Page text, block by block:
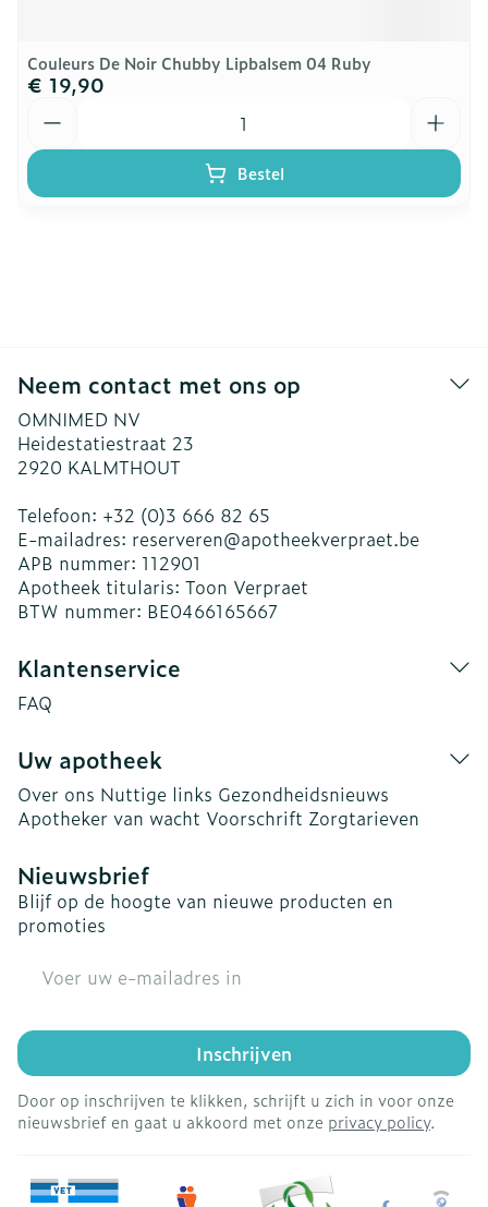
Couleurs De Noir Chubby Lipbalsem 04 Ruby
€ 19,90
Bestel
Neem contact met ons op
OMNIMED NV
Heidestatiestraat 23
2920 KALMTHOUT
Telefoon: +32 (0)3 666 82 65
E-mailadres: reserveren@apotheekverpraet.be
APB nummer: 112901
Apotheek titularis: Toon Verpraet
BTW nummer: BE0466165667
Klantenservice
FAQ
Uw apotheek
Over ons Nuttige links Gezondheidsnieuws
Apotheker van wacht Voorschrift Zorgtarieven
Nieuwsbrief
Blijf op de hoogte van nieuwe producten en
promoties
Inschrijven
Door op inschrijven te klikken, schrijft u zich in voor onze
nieuwsbrief en gaat u akkoord met onze privacy policy.